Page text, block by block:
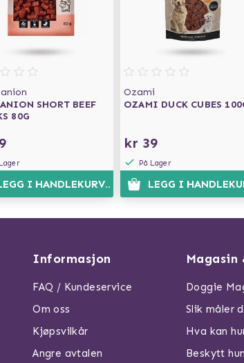
SHORT BEEF
80G
I HANDLEKURVEN
Ozami
OZAMI DUCK CUBES
kr 39
På Lager
LEGG I
Informasjon
FAQ / Kundeservice
Om oss
Kjøpsvilkår
Angre avtalen
Magasin
Doggie
Slik måler
Hva kan
Beskytt